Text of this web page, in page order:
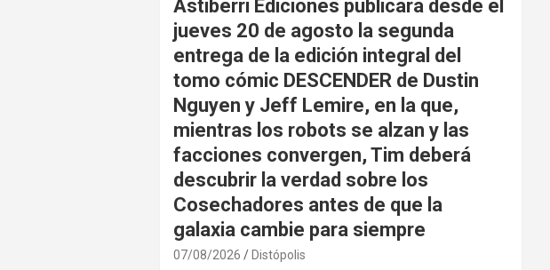
Astiberri Ediciones publicará desde el
jueves 20 de agosto la segunda
entrega de la edición integral del
tomo cómic DESCENDER de Dustin
Nguyen y Jeff Lemire, en la que,
mientras los robots se alzan y las
facciones convergen, Tim deberá
descubrir la verdad sobre los
Cosechadores antes de que la
galaxia cambie para siempre
07/08/2026 Distópolis